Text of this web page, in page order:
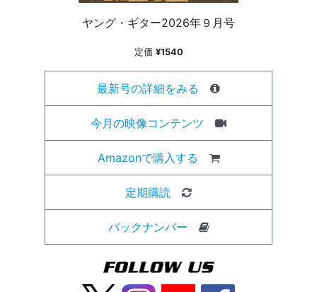
ヤング・ギター2026年９月号
定価 ¥1540
最新号の詳細をみる
今月の映像コンテンツ
Amazonで購入する
定期購読
バックナンバー